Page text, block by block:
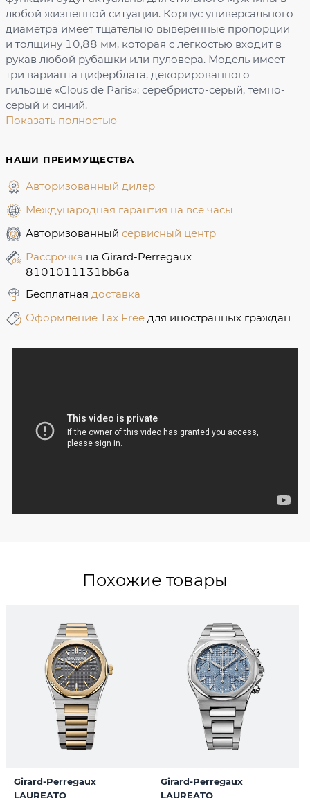
любой жизненной ситуации. Корпус универсального
диаметра имеет тщательно выверенные пропорции
и толщину 10,88 мм, которая с легкостью входит в
рукав любой рубашки или пуловера. Модель имеет
три варианта циферблата, декорированного
гильоше «Clous de Paris»: серебристо-серый, темно-
серый и синий.
Показать полностью
НАШИ ПРЕИМУЩЕСТВА
Авторизованный дилер
Международная гарантия на все часы
Авторизованный сервисный центр
Рассрочка на Girard-Perregaux
8101011131bb6a
Бесплатная доставка
Оформление Tax Free для иностранных граждан
Похожие товары
Girard-Perregaux
LAUREATO
Girard-Perregaux
LAUREATO